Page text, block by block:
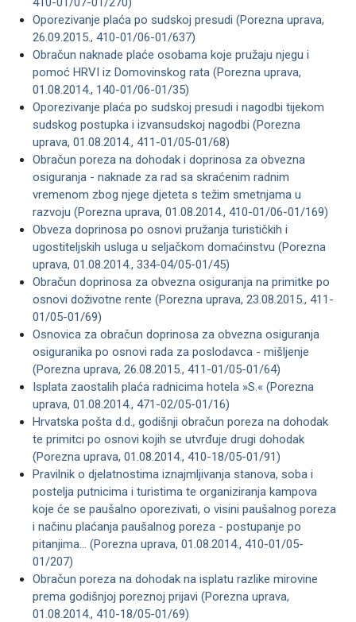
Oporezivanje plaća po sudskoj presudi (Porezna uprava,
26.09.2015., 410-01/06-01/637)
Obračun naknade plaće osobama koje pružaju njegu i
pomoć HRVI iz Domovinskog rata (Porezna uprava,
01.08.2014., 140-01/06-01/35)
Oporezivanje plaća po sudskoj presudi i nagodbi tijekom
sudskog postupka i izvansudskoj nagodbi (Porezna
uprava, 01.08.2014., 411-01/05-01/68)
Obračun poreza na dohodak i doprinosa za obvezna
osiguranja - naknade za rad sa skraćenim radnim
vremenom zbog njege djeteta s težim smetnjama u
razvoju (Porezna uprava, 01.08.2014., 410-01/06-01/169)
Obveza doprinosa po osnovi pružanja turističkih i
ugostiteljskih usluga u seljačkom domaćinstvu (Porezna
uprava, 01.08.2014., 334-04/05-01/45)
Obračun doprinosa za obvezna osiguranja na primitke po
osnovi doživotne rente (Porezna uprava, 23.08.2015., 411-
01/05-01/69)
Osnovica za obračun doprinosa za obvezna osiguranja
osiguranika po osnovi rada za poslodavca - mišljenje
(Porezna uprava, 26.08.2015., 411-01/05-01/64)
Isplata zaostalih plaća radnicima hotela »S.« (Porezna
uprava, 01.08.2014., 471-02/05-01/16)
Hrvatska pošta d.d., godišnji obračun poreza na dohodak
te primitci po osnovi kojih se utvrđuje drugi dohodak
(Porezna uprava, 01.08.2014., 410-18/05-01/91)
Pravilnik o djelatnostima iznajmljivanja stanova, soba i
postelja putnicima i turistima te organiziranja kampova
koje će se paušalno oporezivati, o visini paušalnog poreza
i načinu plaćanja paušalnog poreza - postupanje po
pitanjima... (Porezna uprava, 01.08.2014., 410-01/05-
01/207)
Obračun poreza na dohodak na isplatu razlike mirovine
prema godišnjoj poreznoj prijavi (Porezna uprava,
01.08.2014., 410-18/05-01/69)